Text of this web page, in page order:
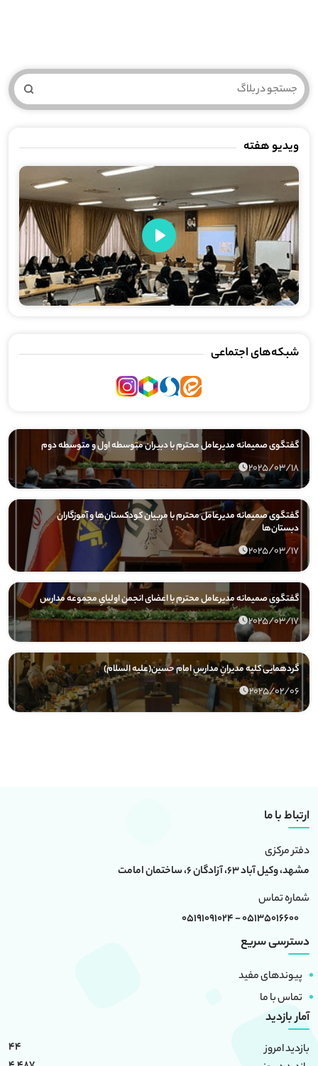
شبکه‌های اجتماعی
ویدیو هفته
Play
گفتگوی صمیمانه مدیرعامل محترم با دبیران متوسطه اول و متوسطه دوم
2025/03/18
گفتگوی صمیمانه مدیرعامل محترم با مربیان کودکستان‌ها و آموزگاران
دبستان‌ها
2025/03/17
گفتگوی صمیمانه مدیرعامل محترم با اعضای انجمن اولیایِ مجموعه مدارس
2025/03/17
گردهمایی کلیه مدیرانِ مدارسِ امام حسین(علیه السلام)
2025/02/06
ارتباط با ما
دفتر مرکزی
مشهد، وکیل آباد 63، آزادگان 6، ساختمان امامت
شماره تماس
05135016600 - 05191091024
دسترسی سریع
پیوندهای مفید
تماس با ما
آمار بازدید
بازدید امروز
44